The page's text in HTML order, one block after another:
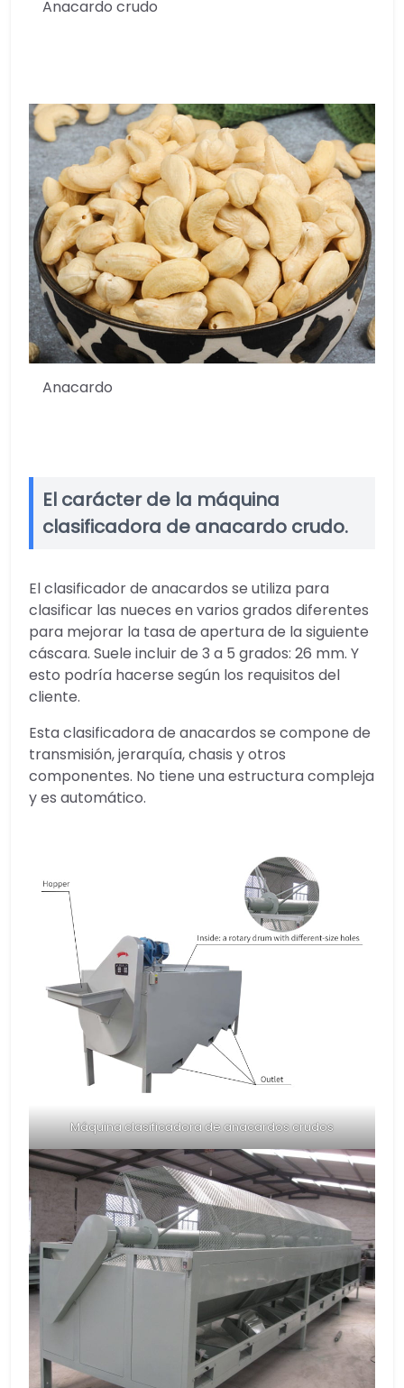
Anacardo crudo
Anacardo
El carácter de la máquina
clasificadora de anacardo crudo.
El clasificador de anacardos se utiliza para
clasificar las nueces en varios grados diferentes
para mejorar la tasa de apertura de la siguiente
cáscara. Suele incluir de 3 a 5 grados: 26 mm. Y
esto podría hacerse según los requisitos del
cliente.
Esta clasificadora de anacardos se compone de
transmisión, jerarquía, chasis y otros
componentes. No tiene una estructura compleja
y es automático.
Máquina clasificadora de anacardos crudos